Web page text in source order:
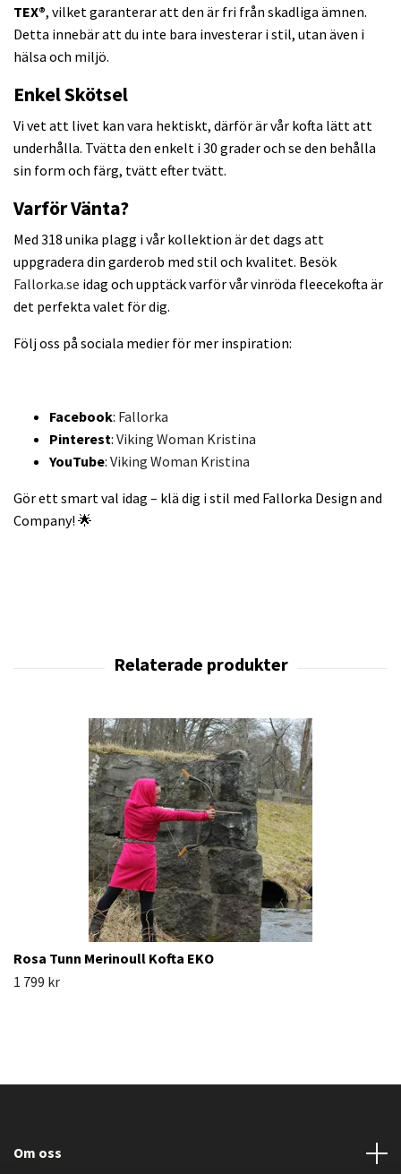
TEX®, vilket garanterar att den är fri från skadliga ämnen.
Detta innebär att du inte bara investerar i stil, utan även i
hälsa och miljö.
Enkel Skötsel
Vi vet att livet kan vara hektiskt, därför är vår kofta lätt att
underhålla. Tvätta den enkelt i 30 grader och se den behålla
sin form och färg, tvätt efter tvätt.
Varför Vänta?
Med 318 unika plagg i vår kollektion är det dags att
uppgradera din garderob med stil och kvalitet. Besök
Fallorka.se idag och upptäck varför vår vinröda fleecekofta är
det perfekta valet för dig.
Följ oss på sociala medier för mer inspiration:
Facebook: Fallorka
Pinterest: Viking Woman Kristina
YouTube: Viking Woman Kristina
Gör ett smart val idag – klä dig i stil med Fallorka Design and
Company! 🌟
Rosa Tunn Merinoull Kofta EKO
1 799 kr
Om oss